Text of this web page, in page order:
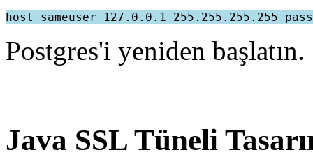
Postgres'i yeniden başlatın.
Java SSL Tüneli